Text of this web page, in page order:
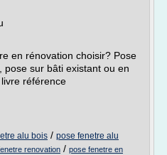
en rénovation choisir? Pose
sur bâti existant ou en
référence
alu bois / pose fenetre alu
renovation / pose fenetre en